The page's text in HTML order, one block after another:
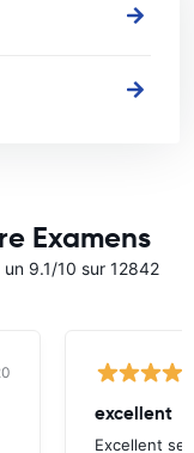
Examens
9.1/10 sur 12842
excellent
Excellent